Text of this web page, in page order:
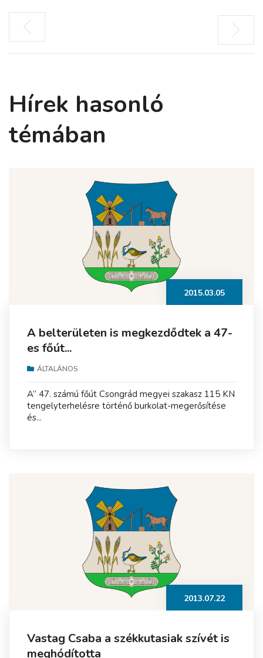
Hírek hasonló
témában
2015.03.05
A belterületen is megkezdődtek a 47-
es főút...
ÁLTALÁNOS
A” 47. számú főút Csongrád megyei szakasz 115 KN
tengelyterhelésre történő burkolat-megerősítése
és...
2013.07.22
Vastag Csaba a székkutasiak szívét is
meghódította